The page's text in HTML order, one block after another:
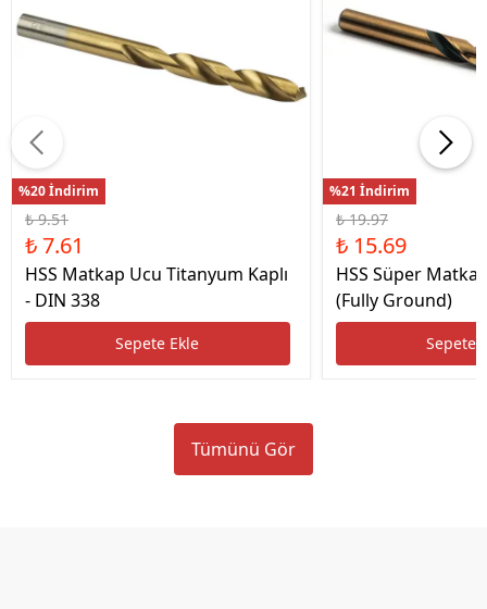
%20 İndirim
₺ 9.51
₺ 7.61
HSS Matkap Ucu Titanyum Kaplı
- DIN 338
Sepete Ekle
%21 İndirim
₺ 19.97
₺ 15.69
HSS Süper
(Fully Ground)
Sepete
Tümünü Gör